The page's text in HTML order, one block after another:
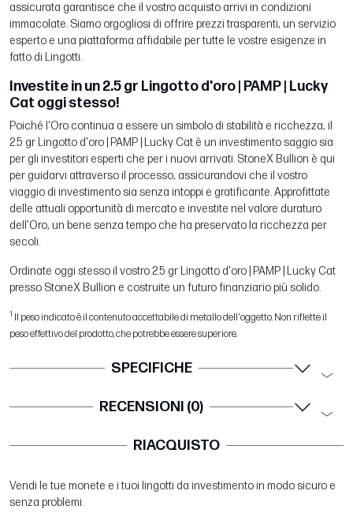
assicurata garantisce che il vostro acquisto arrivi in condizioni
immacolate. Siamo orgogliosi di offrire prezzi trasparenti, un servizio
esperto e una piattaforma affidabile per tutte le vostre esigenze in
fatto di Lingotti.
Investite in un 2.5 gr Lingotto d'oro | PAMP | Lucky
Cat oggi stesso!
Poiché l'Oro continua a essere un simbolo di stabilità e ricchezza, il
2.5 gr Lingotto d'oro | PAMP | Lucky Cat è un investimento saggio sia
per gli investitori esperti che per i nuovi arrivati. StoneX Bullion è qui
per guidarvi attraverso il processo, assicurandovi che il vostro
viaggio di investimento sia senza intoppi e gratificante. Approfittate
delle attuali opportunità di mercato e investite nel valore duraturo
dell'Oro, un bene senza tempo che ha preservato la ricchezza per
secoli.
Ordinate oggi stesso il vostro 2.5 gr Lingotto d'oro | PAMP | Lucky Cat
presso StoneX Bullion e costruite un futuro finanziario più solido.
1 Il peso indicato è il contenuto accettabile di metallo dell'oggetto. Non riflette il
peso effettivo del prodotto, che potrebbe essere superiore.
SPECIFICHE
RECENSIONI (0)
RIACQUISTO
Vendi le tue monete e i tuoi lingotti da investimento in modo sicuro e
senza problemi.